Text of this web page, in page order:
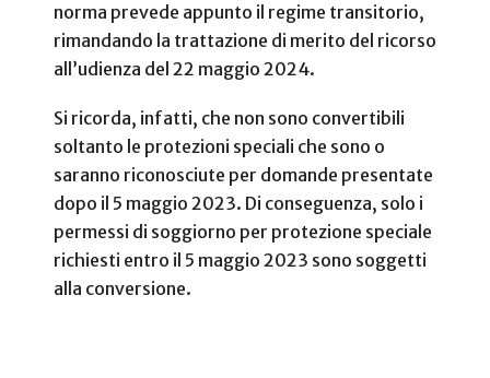
norma prevede appunto il regime transitorio,
rimandando la trattazione di merito del ricorso
all’udienza del 22 maggio 2024.
Si ricorda, infatti, che non sono convertibili
soltanto le protezioni speciali che sono o
saranno riconosciute per domande presentate
dopo il 5 maggio 2023. Di conseguenza, solo i
permessi di soggiorno per protezione speciale
richiesti entro il 5 maggio 2023 sono soggetti
alla conversione.